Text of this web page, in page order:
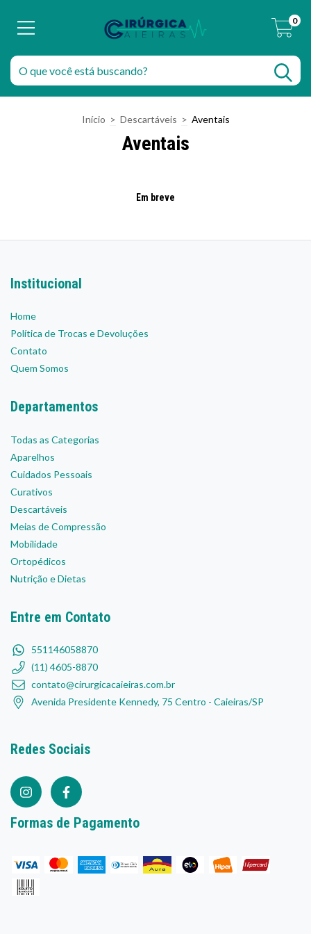
0
Início > Descartáveis > Aventais
Aventais
Em breve
Institucional
Home
Política de Trocas e Devoluções
Contato
Quem Somos
Departamentos
Todas as Categorias
Aparelhos
Cuidados Pessoais
Curativos
Descartáveis
Meias de Compressão
Mobilidade
Ortopédicos
Nutrição e Dietas
Entre em Contato
551146058870
(11) 4605-8870
contato@cirurgicacaieiras.com.br
Avenida Presidente Kennedy, 75 Centro - Caieiras/SP
Redes Sociais